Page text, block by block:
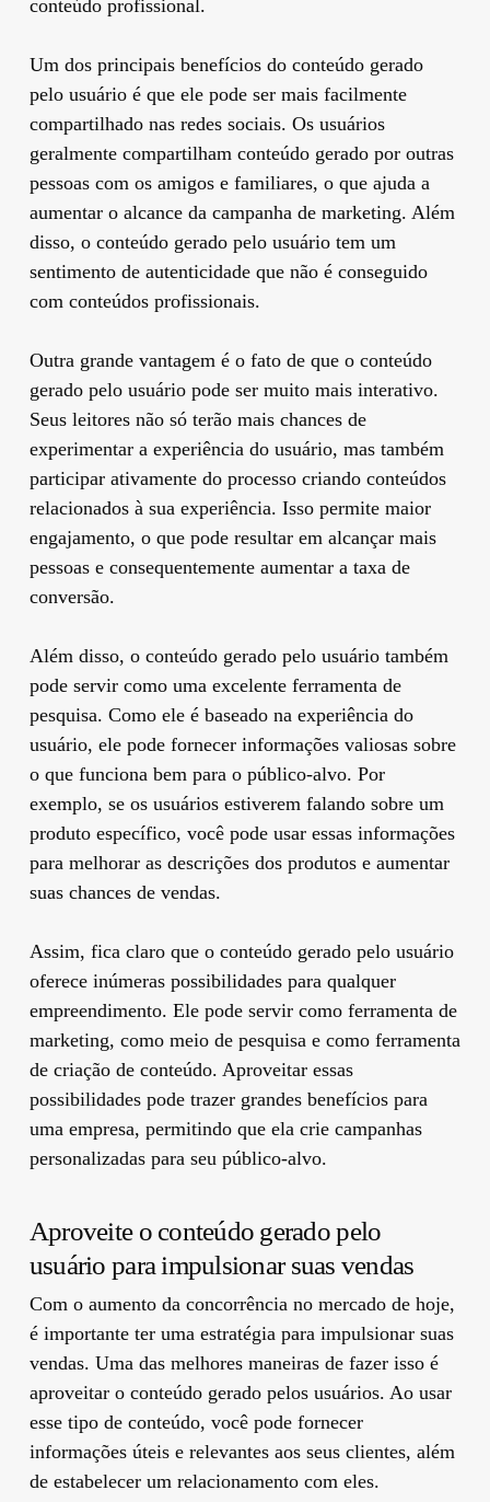
conteúdo profissional.
Um dos principais benefícios do conteúdo gerado
pelo usuário é que ele pode ser mais facilmente
compartilhado nas redes sociais. Os usuários
geralmente compartilham conteúdo gerado por outras
pessoas com os amigos e familiares, o que ajuda a
aumentar o alcance da campanha de marketing. Além
disso, o conteúdo gerado pelo usuário tem um
sentimento de autenticidade que não é conseguido
com conteúdos profissionais.
Outra grande vantagem é o fato de que o conteúdo
gerado pelo usuário pode ser muito mais interativo.
Seus leitores não só terão mais chances de
experimentar a experiência do usuário, mas também
participar ativamente do processo criando conteúdos
relacionados à sua experiência. Isso permite maior
engajamento, o que pode resultar em alcançar mais
pessoas e consequentemente aumentar a taxa de
conversão.
Além disso, o conteúdo gerado pelo usuário também
pode servir como uma excelente ferramenta de
pesquisa. Como ele é baseado na experiência do
usuário, ele pode fornecer informações valiosas sobre
o que funciona bem para o público-alvo. Por
exemplo, se os usuários estiverem falando sobre um
produto específico, você pode usar essas informações
para melhorar as descrições dos produtos e aumentar
suas chances de vendas.
Assim, fica claro que o conteúdo gerado pelo usuário
oferece inúmeras possibilidades para qualquer
empreendimento. Ele pode servir como ferramenta de
marketing, como meio de pesquisa e como ferramenta
de criação de conteúdo. Aproveitar essas
possibilidades pode trazer grandes benefícios para
uma empresa, permitindo que ela crie campanhas
personalizadas para seu público-alvo.
Aproveite o conteúdo gerado pelo
usuário para impulsionar suas vendas
Com o aumento da concorrência no mercado de hoje,
é importante ter uma estratégia para impulsionar suas
vendas. Uma das melhores maneiras de fazer isso é
aproveitar o conteúdo gerado pelos usuários. Ao usar
esse tipo de conteúdo, você pode fornecer
informações úteis e relevantes aos seus clientes, além
de estabelecer um relacionamento com eles.